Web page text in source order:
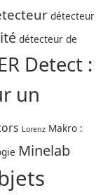
détecteur
détecteur de
Detect :
un
Lorenz Makro :
Minelab